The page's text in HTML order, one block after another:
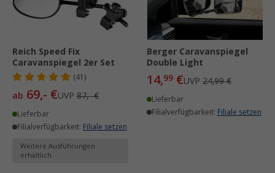
Reich Speed Fix
Caravanspiegel 2er Set
(41)
ab 69,- €UVP 87,- €
Lieferbar
Filialverfügbarkeit: Filiale setzen
Weitere Ausführungen
erhältlich
Berger Caravanspiegel
Double Light
14,99 €UVP 24,99 €
Lieferbar
Filialverfügbarkeit: Filiale setzen